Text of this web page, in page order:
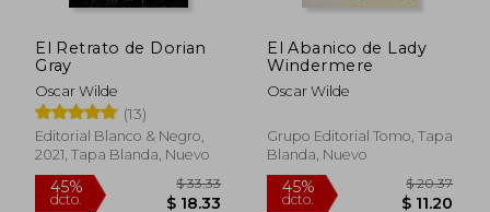
45%
dcto.
El Retrato de Dorian
Gray
Oscar Wilde
(13)
Editorial Blanco & Negro,
2021, Tapa Blanda, Nuevo
El Abanico de Lady
Windermere
Oscar Wilde
Grupo Editorial Tomo, Tapa
Blanda, Nuevo